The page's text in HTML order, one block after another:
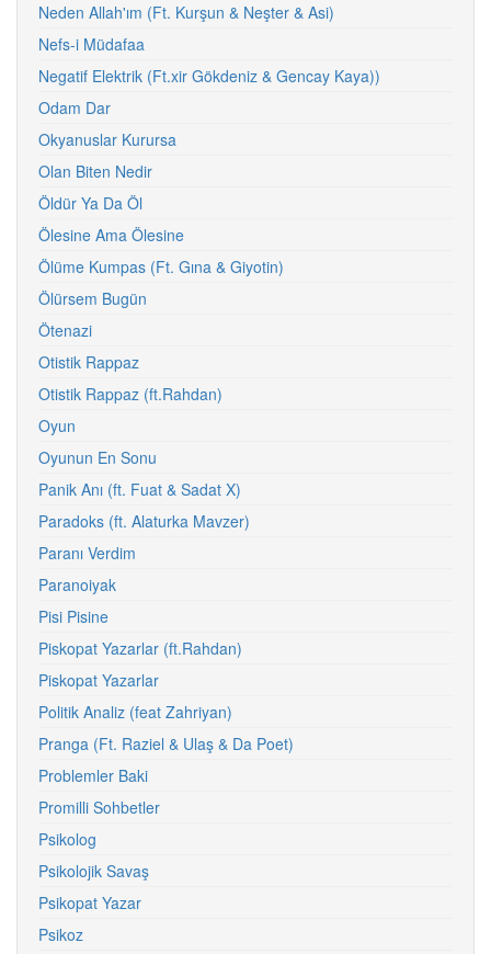
Neden Allah'ım (Ft. Kurşun & Neşter & Asi)
Nefs-i Müdafaa
Negatif Elektrik (Ft.xir Gökdeniz & Gencay Kaya))
Odam Dar
Okyanuslar Kurursa
Olan Biten Nedir
Öldür Ya Da Öl
Ölesine Ama Ölesine
Ölüme Kumpas (Ft. Gına & Giyotin)
Ölürsem Bugün
Ötenazi
Otistik Rappaz
Otistik Rappaz (ft.Rahdan)
Oyun
Oyunun En Sonu
Panik Anı (ft. Fuat & Sadat X)
Paradoks (ft. Alaturka Mavzer)
Paranı Verdim
Paranoiyak
Pisi Pisine
Piskopat Yazarlar (ft.Rahdan)
Piskopat Yazarlar
Politik Analiz (feat Zahriyan)
Pranga (Ft. Raziel & Ulaş & Da Poet)
Problemler Baki
Promilli Sohbetler
Psikolog
Psikolojik Savaş
Psikopat Yazar
Psikoz